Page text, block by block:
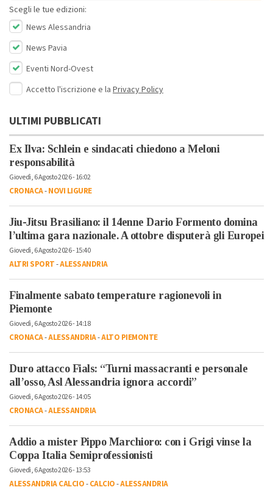
Scegli le tue edizioni:
News Alessandria
News Pavia
Eventi Nord-Ovest
Accetto l'iscrizione e la Privacy Policy
ULTIMI PUBBLICATI
Ex Ilva: Schlein e sindacati chiedono a Meloni
responsabilità
Giovedì, 6 Agosto 2026 - 16:02
CRONACA-NOVI LIGURE
Jiu-Jitsu Brasiliano: il 14enne Dario Formento domina
l’ultima gara nazionale. A ottobre disputerà gli Europei
Giovedì, 6 Agosto 2026 - 15:40
ALTRI SPORT-ALESSANDRIA
Finalmente sabato temperature ragionevoli in
Piemonte
Giovedì, 6 Agosto 2026 - 14:18
CRONACA-ALESSANDRIA-ALTO PIEMONTE
Duro attacco Fials: “Turni massacranti e personale
all’osso, Asl Alessandria ignora accordi”
Giovedì, 6 Agosto 2026 - 14:05
CRONACA-ALESSANDRIA
Addio a mister Pippo Marchioro: con i Grigi vinse la
Coppa Italia Semiprofessionisti
Giovedì, 6 Agosto 2026 - 13:53
ALESSANDRIA CALCIO-CALCIO-ALESSANDRIA